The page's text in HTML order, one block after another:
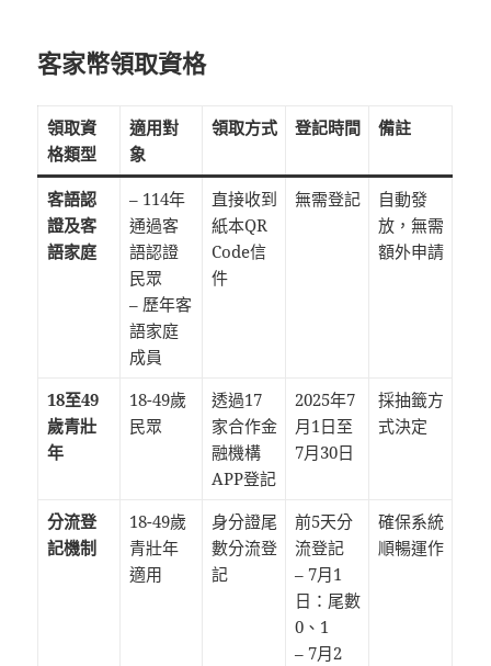
客家幣領取資格
領取資
格類型
適用對
象
領取方式 登記時間 備註
客語認
證及客
語家庭
– 114年
通過客
語認證
民眾
– 歷年客
語家庭
成員
直接收到
紙本QR
Code信
件
無需登記
自動發
放，無需
額外申請
18至49
歲青壯
年
18-49歲
民眾
透過17
家合作金
融機構
APP登記
2025年7
月1日至
7月30日
採抽籤方
式決定
分流登
記機制
18-49歲
青壯年
適用
身分證尾
數分流登
記
前5天分
流登記
– 7月1
日：尾數
0、1
– 7月2
確保系統
順暢運作